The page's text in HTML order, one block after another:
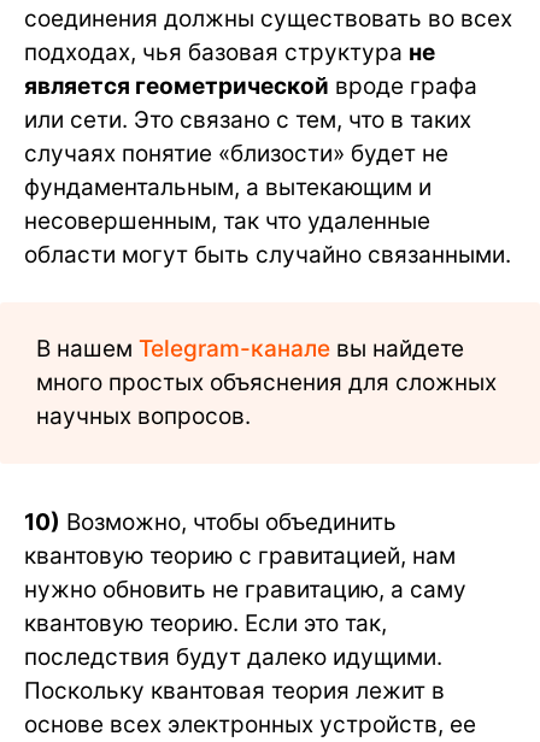
соединения должны существовать во всех
подходах, чья базовая структура не
является геометрической вроде графа
или сети. Это связано с тем, что в таких
случаях понятие «близости» будет не
фундаментальным, а вытекающим и
несовершенным, так что удаленные
области могут быть случайно связанными.
В нашем Telegram-канале вы найдете
много простых объяснения для сложных
научных вопросов.
10) Возможно, чтобы объединить
квантовую теорию с гравитацией, нам
нужно обновить не гравитацию, а саму
квантовую теорию. Если это так,
последствия будут далеко идущими.
Поскольку квантовая теория лежит в
основе всех электронных устройств, ее